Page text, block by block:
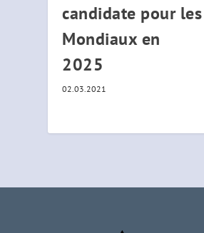
candidate pour les
Mondiaux en
2025
02.03.2021